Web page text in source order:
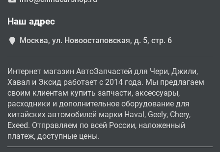
Наш адрес
Москва, ул. Новоостаповская, д. 5, стр. 6
Интернет магазин АвтоЗапчастей для Чери, Джили,
Хавал и Эксид работает с 2014 года. Мы предлагаем
своим клиентам купить запчасти, аксессуары,
расходники и дополнительное оборудование для
китайских автомобилей марки Haval, Geely, Chery,
Exeed. Отправляем по всей России, наложенный
платеж, доступные цены.